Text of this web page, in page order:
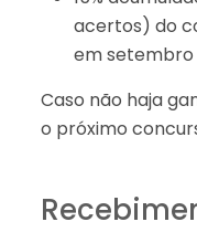
acertos) do
em setembro
Caso não haja
o próximo